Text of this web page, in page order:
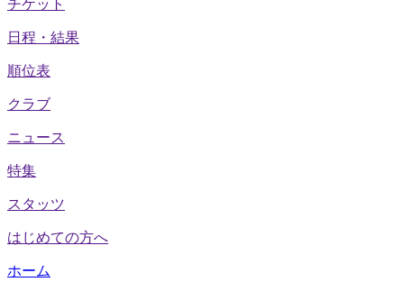
チケット
日程・結果
順位表
クラブ
ニュース
特集
スタッツ
はじめての方へ
ホーム